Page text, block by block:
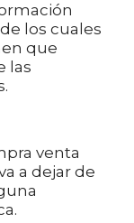
los cuales
que
las
venta
a dejar de